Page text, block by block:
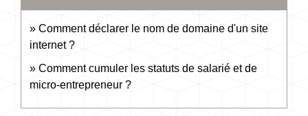
Comment déclarer le nom de domaine d'un site
internet ?
Comment cumuler les statuts de salarié et de
micro-entrepreneur ?